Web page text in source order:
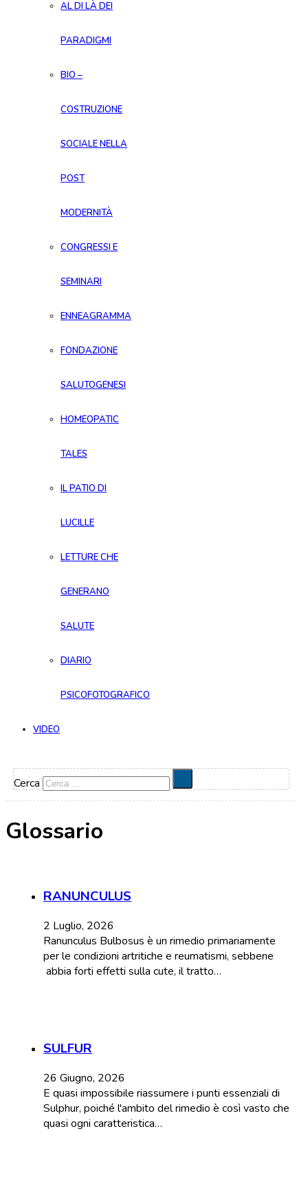
AL DI LÀ DEI
PARADIGMI
BIO –
COSTRUZIONE
SOCIALE NELLA
POST
MODERNITÀ
CONGRESSI E
SEMINARI
ENNEAGRAMMA
FONDAZIONE
SALUTOGENESI
HOMEOPATIC
TALES
IL PATIO DI
LUCILLE
LETTURE CHE
GENERANO
SALUTE
DIARIO
PSICOFOTOGRAFICO
VIDEO
Cerca
Glossario
RANUNCULUS
2 Luglio, 2026
Ranunculus Bulbosus è un rimedio primariamente
per le condizioni artritiche e reumatismi, sebbene
abbia forti effetti sulla cute, il tratto…
SULFUR
26 Giugno, 2026
E quasi impossibile riassumere i punti essenziali di
Sulphur, poiché l'ambito del rimedio è così vasto che
quasi ogni caratteristica…